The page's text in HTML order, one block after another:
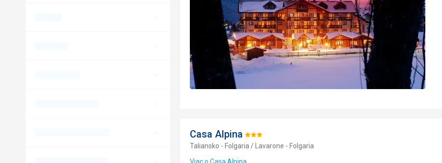
Casa Alpina Hodnotenie:
3/5
Taliansko - Folgaria / Lavarone - Folgaria